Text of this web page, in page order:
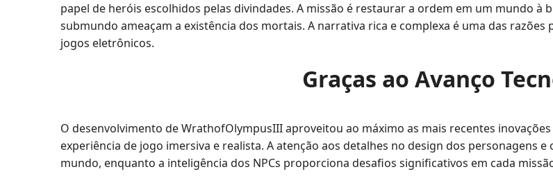
papel de heróis escolhidos pelas divindades. A missão é restaurar a ordem em um mundo
submundo ameaçam a existência dos mortais. A narrativa rica e complexa é uma das
jogos eletrônicos.
Graças ao Avanço
O desenvolvimento de WrathofOlympusIII aproveitou ao máximo as mais recentes
experiência de jogo imersiva e realista. A atenção aos detalhes no design dos personagens
mundo, enquanto a inteligência dos NPCs proporciona desafios significativos em cada